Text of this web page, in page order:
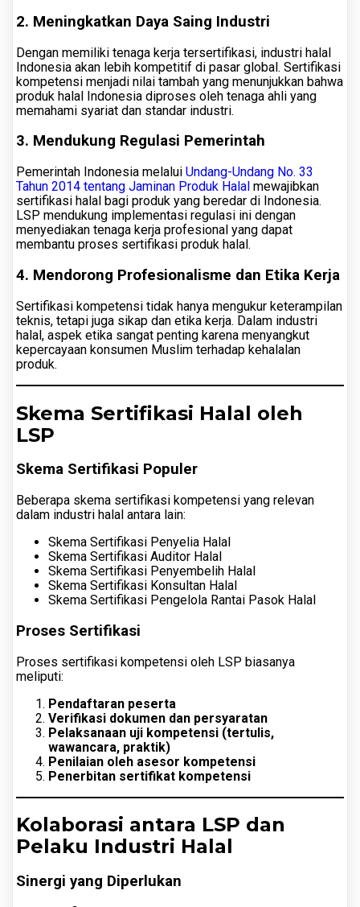
2. Meningkatkan Daya Saing Industri
Dengan memiliki tenaga kerja tersertifikasi, industri halal
Indonesia akan lebih kompetitif di pasar global. Sertifikasi
kompetensi menjadi nilai tambah yang menunjukkan bahwa
produk halal Indonesia diproses oleh tenaga ahli yang
memahami syariat dan standar industri.
3. Mendukung Regulasi Pemerintah
Pemerintah Indonesia melalui Undang-Undang No. 33
Tahun 2014 tentang Jaminan Produk Halal mewajibkan
sertifikasi halal bagi produk yang beredar di Indonesia.
LSP mendukung implementasi regulasi ini dengan
menyediakan tenaga kerja profesional yang dapat
membantu proses sertifikasi produk halal.
4. Mendorong Profesionalisme dan Etika Kerja
Sertifikasi kompetensi tidak hanya mengukur keterampilan
teknis, tetapi juga sikap dan etika kerja. Dalam industri
halal, aspek etika sangat penting karena menyangkut
kepercayaan konsumen Muslim terhadap kehalalan
produk.
Skema Sertifikasi Halal oleh
LSP
Skema Sertifikasi Populer
Beberapa skema sertifikasi kompetensi yang relevan
dalam industri halal antara lain:
Skema Sertifikasi Penyelia Halal
Skema Sertifikasi Auditor Halal
Skema Sertifikasi Penyembelih Halal
Skema Sertifikasi Konsultan Halal
Skema Sertifikasi Pengelola Rantai Pasok Halal
Proses Sertifikasi
Proses sertifikasi kompetensi oleh LSP biasanya
meliputi:
Pendaftaran peserta
Verifikasi dokumen dan persyaratan
Pelaksanaan uji kompetensi (tertulis,
wawancara, praktik)
Penilaian oleh asesor kompetensi
Penerbitan sertifikat kompetensi
Kolaborasi antara LSP dan
Pelaku Industri Halal
Sinergi yang Diperlukan